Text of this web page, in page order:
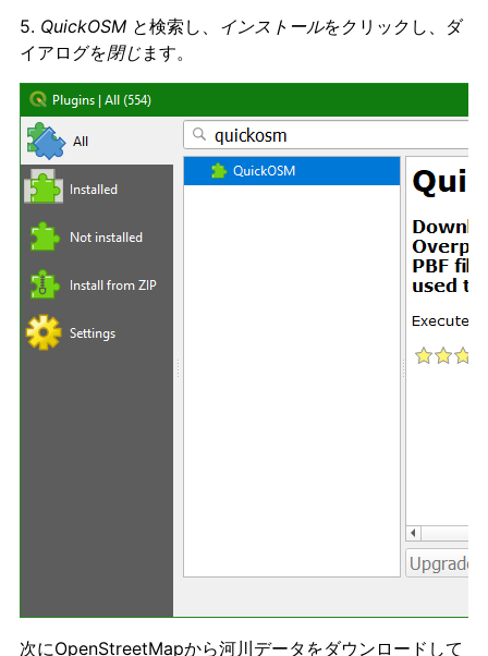
5. QuickOSM と検索し、 インストールをクリックし、ダ
イアログを閉じ ます。
次にOpenStreetMapから河川データをダウンロードして